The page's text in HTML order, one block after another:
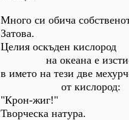
Много си обича
Затова.
Целия оскъден кислород
на океана е
в името на тези две
от кислород:
"Крон-жиг!"
Творческа натура.